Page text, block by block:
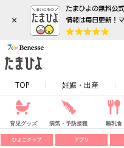
×
TOP 妊娠・出産
育児グッズ 病気・予防接種 離乳食
ひよこクラブ アプリ